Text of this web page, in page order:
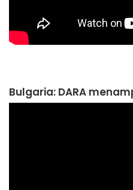
Bulgaria: DARA